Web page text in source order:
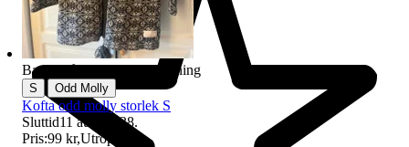
Badge på objektet:Avhämtning
S Odd Molly
Kofta odd molly storlek S
Sluttid11 aug 20:38.
Pris:99 kr,Utropspris .